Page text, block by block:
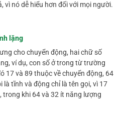
vì nó dễ hiểu hơn đối với mọi người.
lặng
cho chuyển động, hai chữ số
ví dụ, con số ở trong từ trường
17 và 89 thuộc về chuyển động, 64
tĩnh và động chỉ là tên gọi, vì 17
trong khi 64 và 32 ít năng lượng